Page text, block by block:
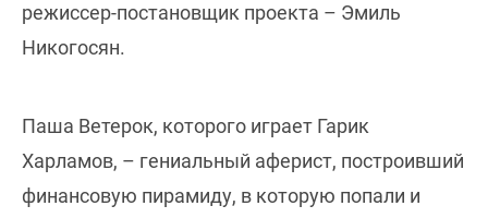
режиссер-постановщик проекта – Эмиль
Никогосян.
Паша Ветерок, которого играет Гарик
Харламов, – гениальный аферист, построивший
финансовую пирамиду, в которую попали и